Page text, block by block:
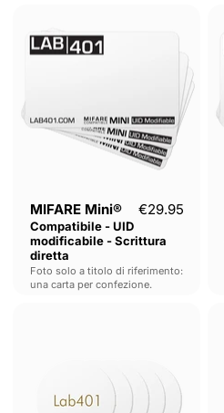
Scrittura
diretta
MIFARE Mini® €29.95
Compatibile - UID
modificabile - Scrittura
diretta
Foto solo a titolo di riferimento:
una carta per confezione.
Classic®